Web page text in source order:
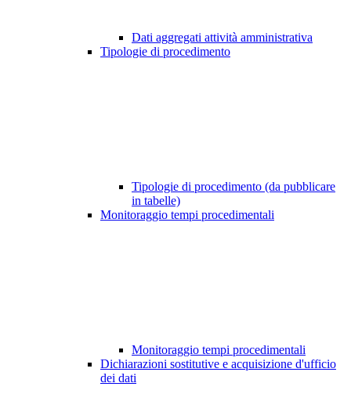
Dati aggregati attività amministrativa
Tipologie di procedimento
Tipologie di procedimento (da pubblicare
in tabelle)
Monitoraggio tempi procedimentali
Monitoraggio tempi procedimentali
Dichiarazioni sostitutive e acquisizione d'ufficio
dei dati